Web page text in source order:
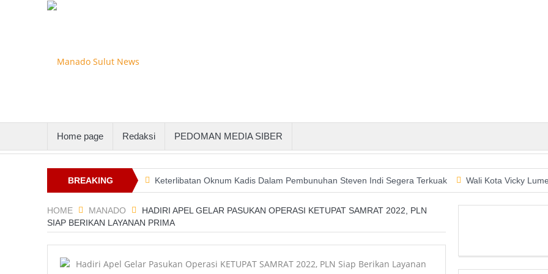
Home page Redaksi PEDOMAN MEDIA SIBER
BREAKING
NEWS
PLN Suluttenggo Keterlibatan Oknum Kadis Dalam Pembunuhan Steven Indi Segera Terkuak Wali Kota Vicky Lumentut
HOME MANADO
HADIRI APEL GELAR PASUKAN OPERASI KETUPAT SAMRAT 2022, PLN
SIAP BERIKAN LAYANAN PRIMA